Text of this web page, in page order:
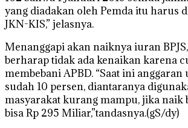
yang diadakan oleh Pemda itu harus
JKN-KIS,” jelasnya.
Menanggapi akan naiknya iuran
berharap tidak ada kenaikan karena
membebani APBD. “Saat ini
sudah 10 persen, diantaranya
masyarakat kurang mampu, jika naik
bisa Rp 295 Miliar,”tandasnya.(gS/dy)